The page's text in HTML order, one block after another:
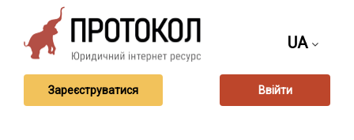
UA
Зареєструватися Ввійти